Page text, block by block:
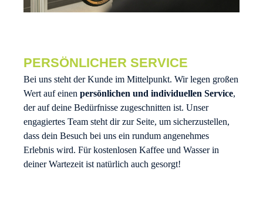
PERSÖNLICHER SERVICE
Bei uns steht der Kunde im Mittelpunkt. Wir legen großen
Wert auf einen persönlichen und individuellen Service,
der auf deine Bedürfnisse zugeschnitten ist. Unser
engagiertes Team steht dir zur Seite, um sicherzustellen,
dass dein Besuch bei uns ein rundum angenehmes
Erlebnis wird. Für kostenlosen Kaffee und Wasser in
deiner Wartezeit ist natürlich auch gesorgt!